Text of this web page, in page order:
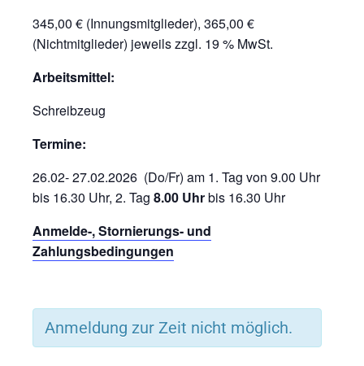
345,00 € (Innungsmitglieder), 365,00 €
(Nichtmitglieder) jeweils zzgl. 19 % MwSt.
Arbeitsmittel:
Schreibzeug
Termine:
26.02- 27.02.2026 (Do/Fr) am 1. Tag von 9.00 Uhr
bis 16.30 Uhr, 2. Tag 8.00 Uhrbis 16.30 Uhr
Anmelde-, Stornierungs- und
Zahlungsbedingungen
Anmeldung zur Zeit nicht möglich.